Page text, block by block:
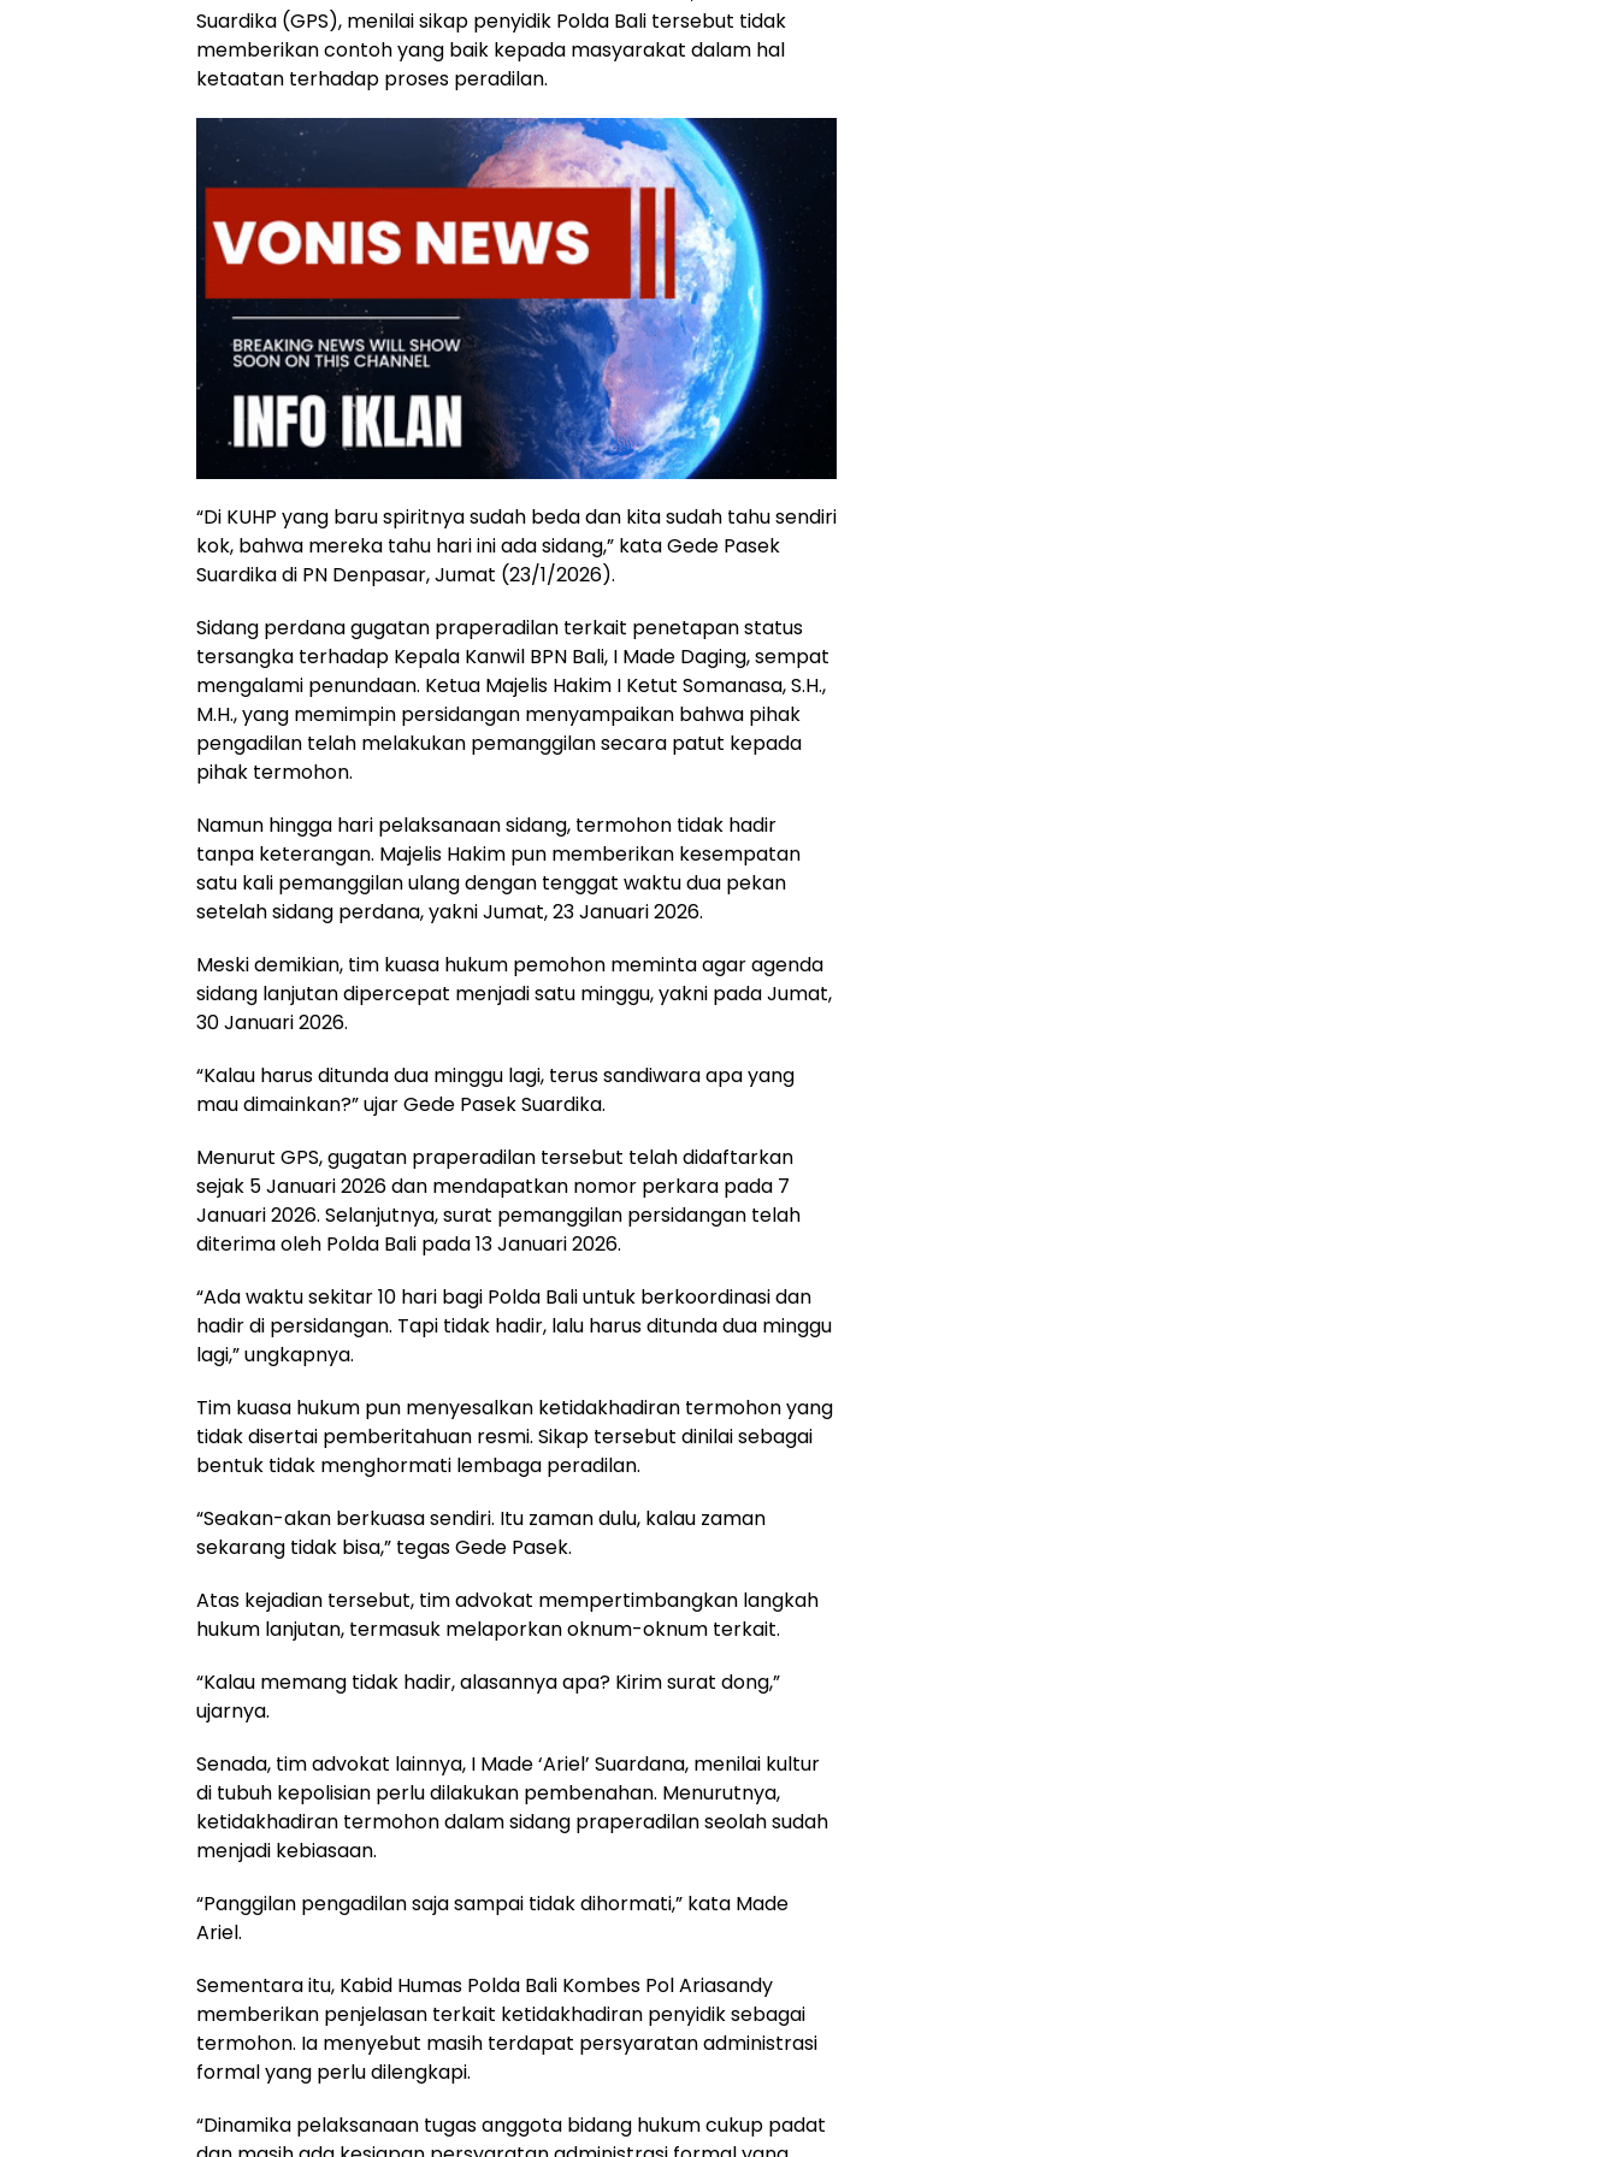
Suardika (GPS), menilai sikap penyidik Polda Bali tersebut tidak
memberikan contoh yang baik kepada masyarakat dalam hal
ketaatan terhadap proses peradilan.
“Di KUHP yang baru spiritnya sudah beda dan kita sudah tahu sendiri
kok, bahwa mereka tahu hari ini ada sidang,” kata Gede Pasek
Suardika di PN Denpasar, Jumat (23/1/2026).
Sidang perdana gugatan praperadilan terkait penetapan status
tersangka terhadap Kepala Kanwil BPN Bali, I Made Daging, sempat
mengalami penundaan. Ketua Majelis Hakim I Ketut Somanasa, S.H.,
M.H., yang memimpin persidangan menyampaikan bahwa pihak
pengadilan telah melakukan pemanggilan secara patut kepada
pihak termohon.
Namun hingga hari pelaksanaan sidang, termohon tidak hadir
tanpa keterangan. Majelis Hakim pun memberikan kesempatan
satu kali pemanggilan ulang dengan tenggat waktu dua pekan
setelah sidang perdana, yakni Jumat, 23 Januari 2026.
Meski demikian, tim kuasa hukum pemohon meminta agar agenda
sidang lanjutan dipercepat menjadi satu minggu, yakni pada Jumat,
30 Januari 2026.
“Kalau harus ditunda dua minggu lagi, terus sandiwara apa yang
mau dimainkan?” ujar Gede Pasek Suardika.
Menurut GPS, gugatan praperadilan tersebut telah didaftarkan
sejak 5 Januari 2026 dan mendapatkan nomor perkara pada 7
Januari 2026. Selanjutnya, surat pemanggilan persidangan telah
diterima oleh Polda Bali pada 13 Januari 2026.
“Ada waktu sekitar 10 hari bagi Polda Bali untuk berkoordinasi dan
hadir di persidangan. Tapi tidak hadir, lalu harus ditunda dua minggu
lagi,” ungkapnya.
Tim kuasa hukum pun menyesalkan ketidakhadiran termohon yang
tidak disertai pemberitahuan resmi. Sikap tersebut dinilai sebagai
bentuk tidak menghormati lembaga peradilan.
“Seakan-akan berkuasa sendiri. Itu zaman dulu, kalau zaman
sekarang tidak bisa,” tegas Gede Pasek.
Atas kejadian tersebut, tim advokat mempertimbangkan langkah
hukum lanjutan, termasuk melaporkan oknum-oknum terkait.
“Kalau memang tidak hadir, alasannya apa? Kirim surat dong,”
ujarnya.
Senada, tim advokat lainnya, I Made ‘Ariel’ Suardana, menilai kultur
di tubuh kepolisian perlu dilakukan pembenahan. Menurutnya,
ketidakhadiran termohon dalam sidang praperadilan seolah sudah
menjadi kebiasaan.
“Panggilan pengadilan saja sampai tidak dihormati,” kata Made
Ariel.
Sementara itu, Kabid Humas Polda Bali Kombes Pol Ariasandy
memberikan penjelasan terkait ketidakhadiran penyidik sebagai
termohon. Ia menyebut masih terdapat persyaratan administrasi
formal yang perlu dilengkapi.
“Dinamika pelaksanaan tugas anggota bidang hukum cukup padat